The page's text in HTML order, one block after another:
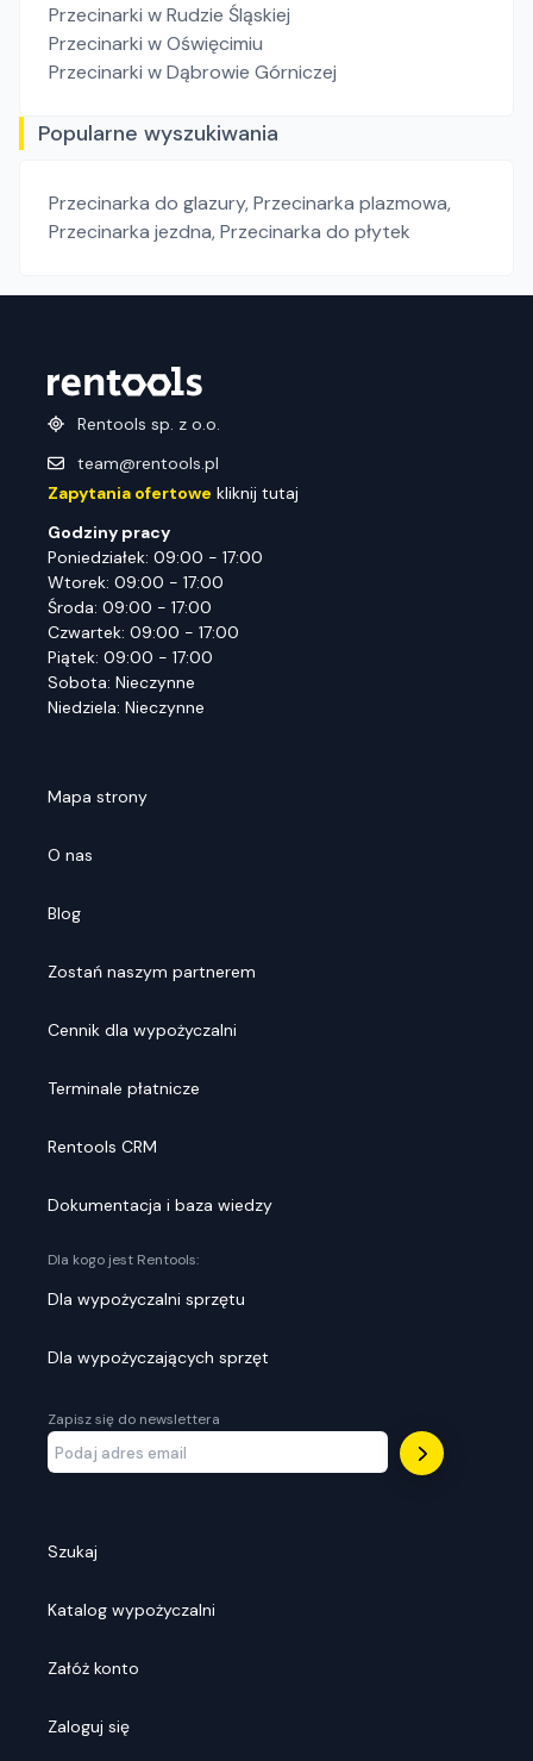
Przecinarki w Rudzie Śląskiej
Przecinarki w Oświęcimiu
Przecinarki w Dąbrowie Górniczej
Popularne wyszukiwania
Przecinarka do glazury,Przecinarka plazmowa,
Przecinarka jezdna,Przecinarka do płytek
Rentools sp. z o.o.
team@rentools.pl
Zapytania ofertowe kliknij tutaj
Godziny pracy
Poniedziałek: 09:00 - 17:00
Wtorek: 09:00 - 17:00
Środa: 09:00 - 17:00
Czwartek: 09:00 - 17:00
Piątek: 09:00 - 17:00
Sobota: Nieczynne
Niedziela: Nieczynne
Mapa strony
O nas
Blog
Zostań naszym partnerem
Cennik dla wypożyczalni
Terminale płatnicze
Rentools CRM
Dokumentacja i baza wiedzy
Dla kogo jest Rentools:
Dla wypożyczalni sprzętu
Dla wypożyczających sprzęt
Zapisz się do newslettera
Szukaj
Katalog wypożyczalni
Załóż konto
Zaloguj się